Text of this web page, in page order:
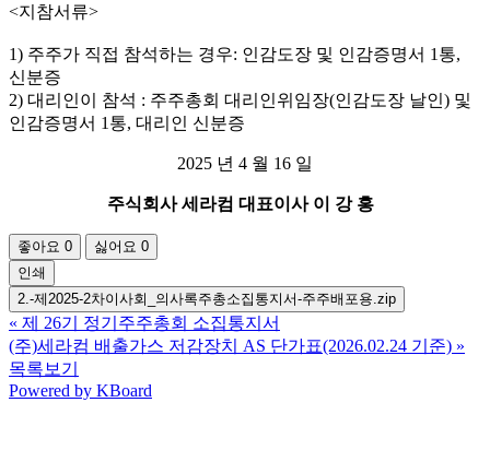
<지참서류>
1) 주주가 직접 참석하는 경우: 인감도장 및 인감증명서 1통,
신분증
2) 대리인이 참석 : 주주총회 대리인위임장(인감도장 날인) 및
인감증명서 1통, 대리인 신분증
2025 년 4 월 16 일
주식회사 세라컴 대표이사 이 강 홍
좋아요 0 싫어요 0
인쇄
2.-제2025-2차이사회_의사록주총소집통지서-주주배포용.zip
« 제 26기 정기주주총회 소집통지서
(주)세라컴 배출가스 저감장치 AS 단가표(2026.02.24 기준) »
목록보기
Powered by KBoard